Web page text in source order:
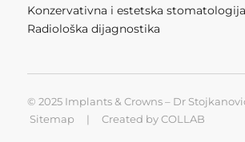
Konzervativna i estetska stomatologija
Radiološka dijagnostika
© 2025 Implants & Crowns – Dr
Sitemap | Created byCOLLAB